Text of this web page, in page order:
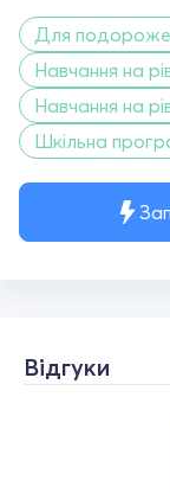
Для
Навчання на
Навчання на
Шкільна
Відгуки